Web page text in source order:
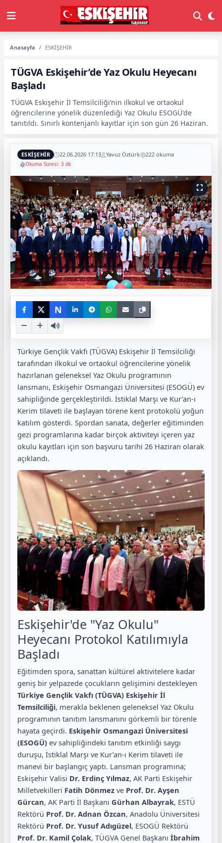
Anasayfa ESKİŞEHİR
TÜGVA Eskişehir’de Yaz Okulu Heyecanı
Başladı
TÜGVA Eskişehir İl Temsilciliği’nin ilkokul ve ortaokul
öğrencilerine yönelik düzenlediği Yaz Okulu ESOGÜ'de
tanıtıldı. Sınırlı kontenjanlı kayıtlar için son gün 26 Haziran.
ESKİŞEHİR 22.06.2026 17:13 Yavuz Öztürk 222 okuma
Okuma Süresi: 3 dk
N
Türkiye Gençlik Vakfı (TÜGVA) Eskişehir İl Temsilciliği
tarafından ilkokul ve ortaokul öğrencilerine yönelik
hazırlanan geleneksel Yaz Okulu programının
lansmanı, Eskişehir Osmangazi Üniversitesi (ESOGÜ) ev
sahipliğinde gerçekleştirildi. İstiklal Marşı ve Kur’an-ı
Kerim tilaveti ile başlayan törene kent protokolü yoğun
katılım gösterdi. Spordan sanata, değerler eğitiminden
gezi programlarına kadar birçok aktiviteyi içeren yaz
okulu kayıtları için son başvuru tarihi 26 Haziran olarak
açıklandı.
Eskişehir'de "Yaz Okulu"
Heyecanı Protokol Katılımıyla
Başladı
Eğitimden spora, sanattan kültürel aktivitelere kadar
geniş bir yelpazede çocukların gelişimini destekleyen
Türkiye Gençlik Vakfı (TÜGVA) Eskişehir İl
Temsilciliği, merakla beklenen geleneksel Yaz Okulu
programının tanıtım lansmanını görkemli bir törenle
hayata geçirdi. Eskişehir Osmangazi Üniversitesi
(ESOGÜ) ev sahipliğindeki tanıtım etkinliği saygı
duruşu, İstiklal Marşı ve Kur’an-ı Kerim tilaveti ile
manevi bir başlangıç yaptı. Lansman programına;
Eskişehir Valisi Dr. Erdinç Yılmaz, AK Parti Eskişehir
Milletvekilleri Fatih Dönmez ve Prof. Dr. Ayşen
Gürcan, AK Parti İl Başkanı Gürhan Albayrak, ESTÜ
Rektörü Prof. Dr. Adnan Özcan, Anadolu Üniversitesi
Rektörü Prof. Dr. Yusuf Adıgüzel, ESOGÜ Rektörü
Prof. Dr. Kamil Çolak, TÜGVA Genel Başkanı İbrahim